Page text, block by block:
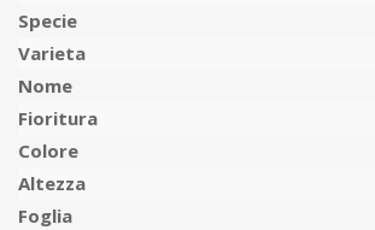
Specie
Varieta
Nome
Fioritura
Colore
Altezza
Foglia